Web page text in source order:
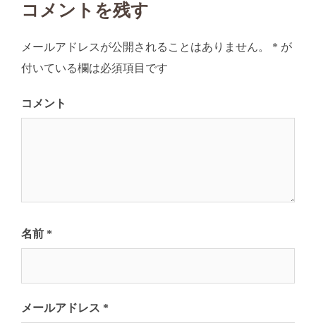
ゲ
シ
ョ
ン
コメントを残す
メールアドレスが公開されることはありません。 * が
付いている欄は必須項目です
コメント
名前 *
メールアドレス *